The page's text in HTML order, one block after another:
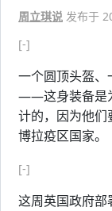
周立琪说 发布于
[-]
一个圆顶头盔、
——这身装备是
计的，因为他
博拉疫区国家。
[-]
这周英国政府部